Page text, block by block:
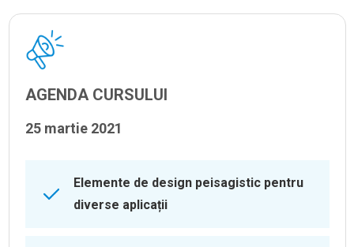
AGENDA CURSULUI
25 martie 2021
Elemente de design peisagistic pentru
diverse aplicații